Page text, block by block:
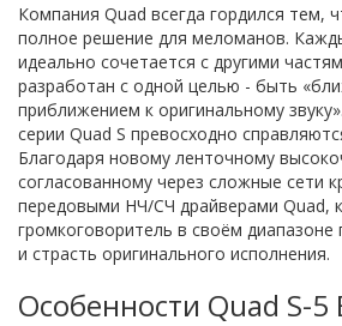
Компания Quad всегда гордился тем,
полное решение для меломанов.
идеально сочетается с другими
разработан с одной целью - быть
приближением к оригинальному
серии Quad S превосходно
Благодаря новому ленточному
согласованному через сложные сети
передовыми НЧ/СЧ драйверами Quad,
громкоговоритель в своём диапазоне
и страсть оригинального исполнения.
Особенности Quad S-5